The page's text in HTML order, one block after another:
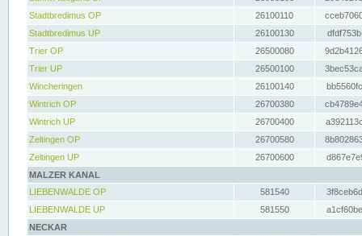
Stadtbredimus OP
26100110
Stadtbredimus UP
26100130
Trier OP
26500080
Trier UP
26500100
Wincheringen
26100140
Wintrich OP
26700380
Wintrich UP
26700400
Zeltingen OP
26700580
Zeltingen UP
26700600
MALZER KANAL
LIEBENWALDE OP
581540
LIEBENWALDE UP
581550
NECKAR